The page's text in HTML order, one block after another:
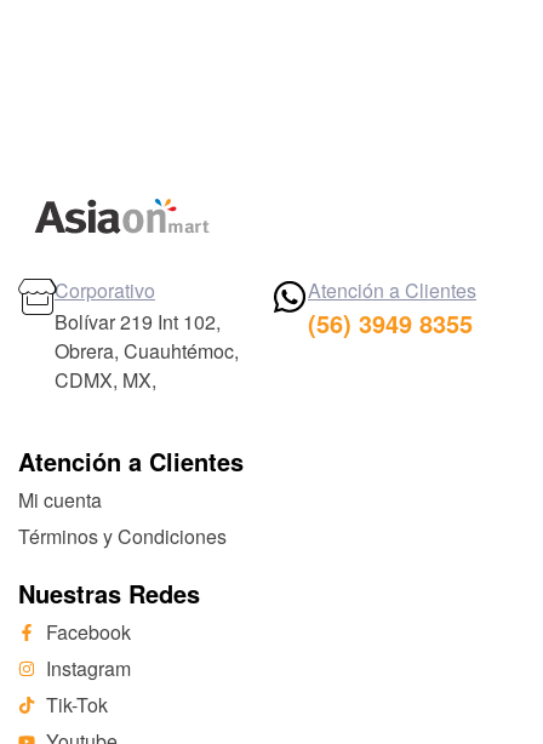
Atención a Clientes
Mi cuenta
Términos y Condiciones
Nuestras Redes
Facebook
Instagram
Tik-Tok
Corporativo
Bolívar 219 Int 102,
Obrera, Cuauhtémoc,
CDMX, MX,
Atención a Clientes
(56) 3949 8355